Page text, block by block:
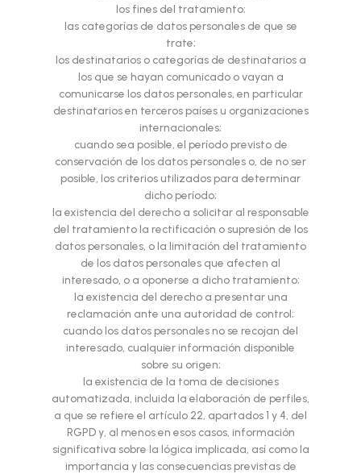
los fines del tratamiento;
las categorías de datos personales de que se
trate;
los destinatarios o categorías de destinatarios a
los que se hayan comunicado o vayan a
comunicarse los datos personales, en particular
destinatarios en terceros países u organizaciones
internacionales;
cuando sea posible, el período previsto de
conservación de los datos personales o, de no ser
posible, los criterios utilizados para determinar
dicho período;
la existencia del derecho a solicitar al responsable
del tratamiento la rectificación o supresión de los
datos personales, o la limitación del tratamiento
de los datos personales que afecten al
interesado, o a oponerse a dicho tratamiento;
la existencia del derecho a presentar una
reclamación ante una autoridad de control;
cuando los datos personales no se recojan del
interesado, cualquier información disponible
sobre su origen;
la existencia de la toma de decisiones
automatizada, incluida la elaboración de perfiles,
a que se refiere el artículo 22, apartados 1 y 4, del
RGPD y, al menos en esos casos, información
significativa sobre la lógica implicada, así como la
importancia y las consecuencias previstas de